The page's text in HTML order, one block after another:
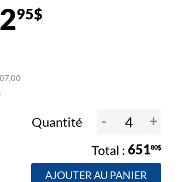
95$
Quantité - +
65180$
AJOUTER AU PANIER